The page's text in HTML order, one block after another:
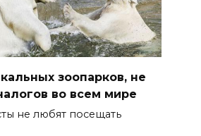
зоопарков, не
во всем мире
не любят посещать